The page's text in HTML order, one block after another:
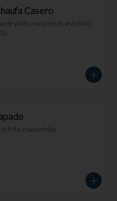
Casero
de pollo crocante, huevo frito,
frito, huevo frito.